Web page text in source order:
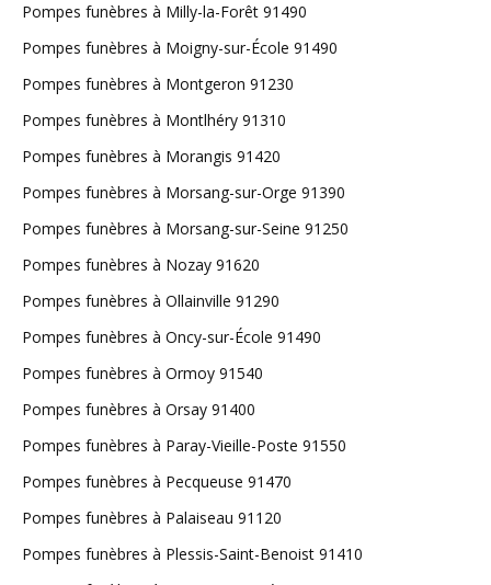
Pompes funèbres à Milly-la-Forêt 91490
Pompes funèbres à Moigny-sur-École 91490
Pompes funèbres à Montgeron 91230
Pompes funèbres à Montlhéry 91310
Pompes funèbres à Morangis 91420
Pompes funèbres à Morsang-sur-Orge 91390
Pompes funèbres à Morsang-sur-Seine 91250
Pompes funèbres à Nozay 91620
Pompes funèbres à Ollainville 91290
Pompes funèbres à Oncy-sur-École 91490
Pompes funèbres à Ormoy 91540
Pompes funèbres à Orsay 91400
Pompes funèbres à Paray-Vieille-Poste 91550
Pompes funèbres à Pecqueuse 91470
Pompes funèbres à Palaiseau 91120
Pompes funèbres à Plessis-Saint-Benoist 91410